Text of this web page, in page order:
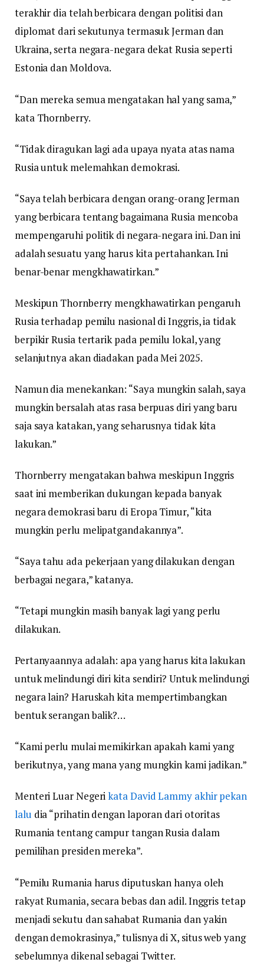
terakhir dia telah berbicara dengan politisi dan
diplomat dari sekutunya termasuk Jerman dan
Ukraina, serta negara-negara dekat Rusia seperti
Estonia dan Moldova.
“Dan mereka semua mengatakan hal yang sama,”
kata Thornberry.
“Tidak diragukan lagi ada upaya nyata atas nama
Rusia untuk melemahkan demokrasi.
“Saya telah berbicara dengan orang-orang Jerman
yang berbicara tentang bagaimana Rusia mencoba
mempengaruhi politik di negara-negara ini. Dan ini
adalah sesuatu yang harus kita pertahankan. Ini
benar-benar mengkhawatirkan.”
Meskipun Thornberry mengkhawatirkan pengaruh
Rusia terhadap pemilu nasional di Inggris, ia tidak
berpikir Rusia tertarik pada pemilu lokal, yang
selanjutnya akan diadakan pada Mei 2025.
Namun dia menekankan: “Saya mungkin salah, saya
mungkin bersalah atas rasa berpuas diri yang baru
saja saya katakan, yang seharusnya tidak kita
lakukan.”
Thornberry mengatakan bahwa meskipun Inggris
saat ini memberikan dukungan kepada banyak
negara demokrasi baru di Eropa Timur, “kita
mungkin perlu melipatgandakannya”.
“Saya tahu ada pekerjaan yang dilakukan dengan
berbagai negara,” katanya.
“Tetapi mungkin masih banyak lagi yang perlu
dilakukan.
Pertanyaannya adalah: apa yang harus kita lakukan
untuk melindungi diri kita sendiri? Untuk melindungi
negara lain? Haruskah kita mempertimbangkan
bentuk serangan balik?…
“Kami perlu mulai memikirkan apakah kami yang
berikutnya, yang mana yang mungkin kami jadikan.”
Menteri Luar Negerikata David Lammy akhir pekan
lalu dia “prihatin dengan laporan dari otoritas
Rumania tentang campur tangan Rusia dalam
pemilihan presiden mereka”.
“Pemilu Rumania harus diputuskan hanya oleh
rakyat Rumania, secara bebas dan adil. Inggris tetap
menjadi sekutu dan sahabat Rumania dan yakin
dengan demokrasinya,” tulisnya di X, situs web yang
sebelumnya dikenal sebagai Twitter.